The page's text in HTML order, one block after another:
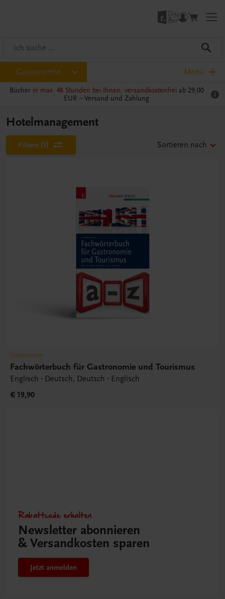
Gastronomie Menü
Bücher in max. 48 Stunden bei Ihnen, versandkostenfrei ab 29,00
EUR – Versand und Zahlung
Hotelmanagement
Filtern (1) Sortieren nach
Gastronomie
Fachwörterbuch für Gastronomie und Tourismus
Englisch - Deutsch, Deutsch - Englisch
€ 19,90
Rabattcode erhalten
Newsletter abonnieren
& Versandkosten sparen
Jetzt anmelden